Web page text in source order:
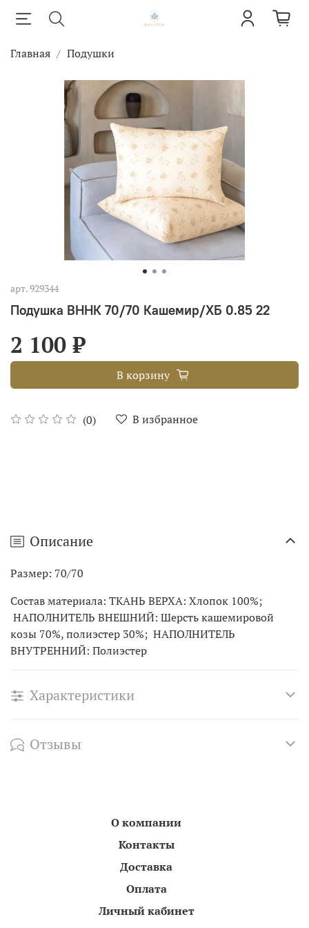
Главная Подушки
арт.929344
Подушка ВННК 70/70 Кашемир/ХБ 0.85 22
(0) В избранное
2 100 ₽
В корзину
Описание
Размер: 70/70
Состав материала: ТКАНЬ ВЕРХА: Хлопок 100%;
НАПОЛНИТЕЛЬ ВНЕШНИЙ: Шерсть кашемировой
козы 70%, полиэстер 30%; НАПОЛНИТЕЛЬ
ВНУТРЕННИЙ: Полиэстер
Характеристики
Отзывы
О компании
Контакты
Доставка
Оплата
Личный кабинет